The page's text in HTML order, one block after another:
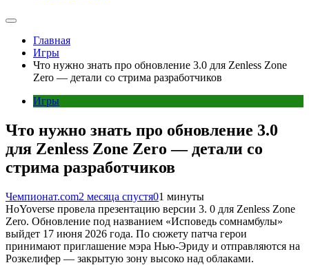
Главная
Игры
Что нужно знать про обновление 3.0 для Zenless Zone
Zero — детали со стрима разработчиков
Игры
Что нужно знать про обновление 3.0
для Zenless Zone Zero — детали со
стрима разработчиков
Чемпионат.com2 месяца спустя01 минуты
HoYoverse провела презентацию версии 3. 0 для Zenless Zone
Zero. Обновление под названием «Исповедь сомнамбулы»
выйдет 17 июня 2026 года. По сюжету патча герои
принимают приглашение мэра Нью-Эриду и отправляются на
Розкелифер — закрытую зону высоко над облаками.